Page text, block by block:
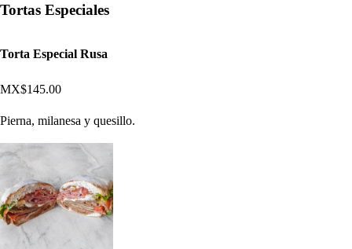
Tortas Especiales
Torta Especial Rusa
MX$145.00
Pierna, milanesa y quesillo.